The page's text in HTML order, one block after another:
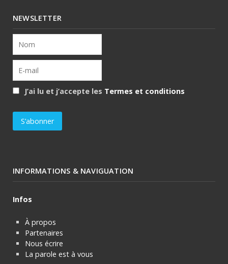
NEWSLETTER
J’ai lu et j’accepte les Termes et conditions
INFORMATIONS & NAVIGUATION
Infos
À propos
Partenaires
Nous écrire
La parole est à vous